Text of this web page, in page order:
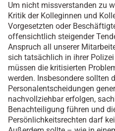
Um nicht missverstanden zu
Kritik der Kolleginnen und
Vorgesetzten oder
offensichtlich steigender
Anspruch all unserer
sich tatsächlich in ihrer
müssen die kritisierten
werden. Insbesondere sollten
Personalentscheidungen
nachvollziehbar erfolgen,
Benachteiligung führen und
Persönlichkeitsrechten darf